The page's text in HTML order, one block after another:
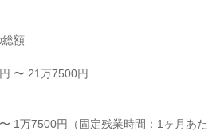
額
〜 21万7500円
1万7500円（固定残業時間：1ヶ月あた